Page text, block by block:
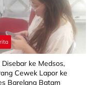
Disebar ke Medsos,
Cewek Lapor ke
Barelang Batam